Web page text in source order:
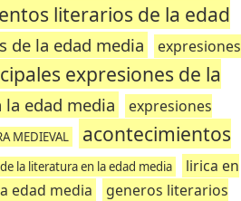
literarios de la edad
de la edad media
expresiones
expresiones de la
edad media
expresiones
MEDIEVAL
acontecimientos
la literatura en la edad media
lirica en
edad media
generos literarios